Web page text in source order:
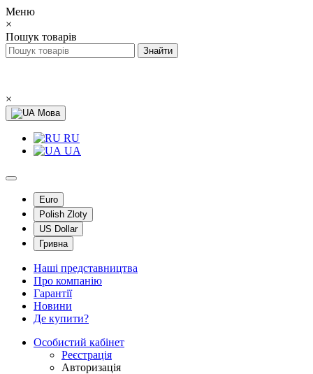
Меню
×
Пошук товарів
×
Мова
RU
UA
Euro
Polish Zloty
US Dollar
Гривна
Наші представництва
Про компанію
Гарантії
Новини
Де купити?
Особистий кабінет
Реєстрація
Авторизація